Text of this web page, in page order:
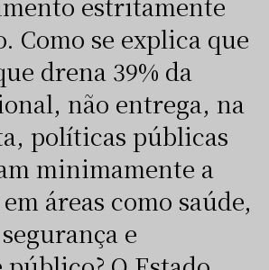
Como se explica que
drena 39% da
não entrega, na
políticas públicas
minimamente a
áreas como saúde,
e